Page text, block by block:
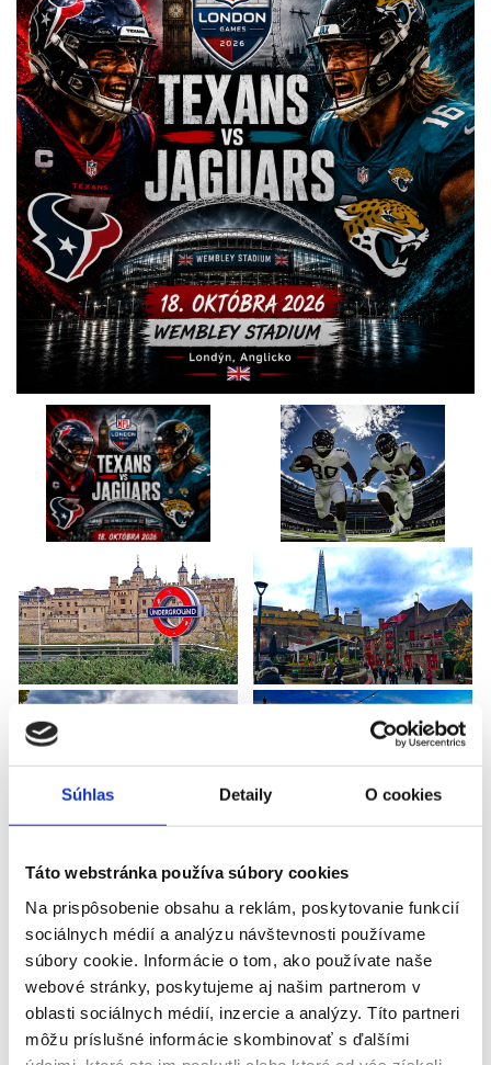
Súhlas Detaily O cookies
Táto webstránka používa súbory cookies
Na prispôsobenie obsahu a reklám, poskytovanie funkcií
sociálnych médií a analýzu návštevnosti používame
súbory cookie. Informácie o tom, ako používate naše
webové stránky, poskytujeme aj našim partnerom v
oblasti sociálnych médií, inzercie a analýzy. Títo partneri
môžu príslušné informácie skombinovať s ďalšími
HOUSTON TEXAS - JACKSONVILLE